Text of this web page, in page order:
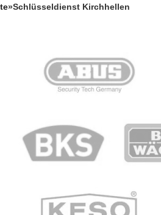
»Schlüsseldienst Kirchhellen